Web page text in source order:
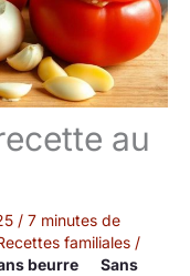
au
/ 7 minutes de
familiales /
beurre
Sans